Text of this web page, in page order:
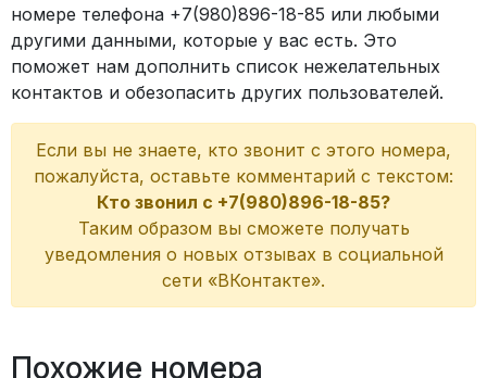
номере телефона +7(980)896-18-85 или любыми
другими данными, которые у вас есть. Это
поможет нам дополнить список нежелательных
контактов и обезопасить других пользователей.
Если вы не знаете, кто звонит с этого номера,
пожалуйста, оставьте комментарий с текстом:
Кто звонил с +7(980)896-18-85?
Таким образом вы сможете получать
уведомления о новых отзывах в социальной
сети «ВКонтакте».
Похожие номера